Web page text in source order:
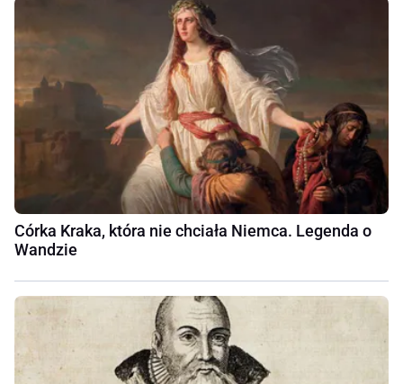
Córka Kraka, która nie chciała Niemca. Legenda o
Wandzie